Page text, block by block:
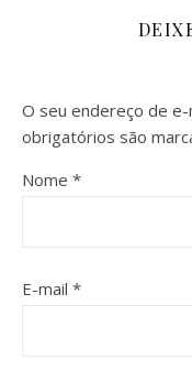
O seu endereço de e-
obrigatórios são
Nome *
E-mail *